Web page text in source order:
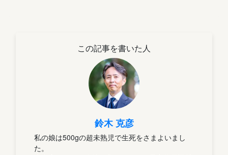
この記事を書いた人
鈴木 克彦
私の娘は500gの超未熟児で生死をさまよいまし
た。